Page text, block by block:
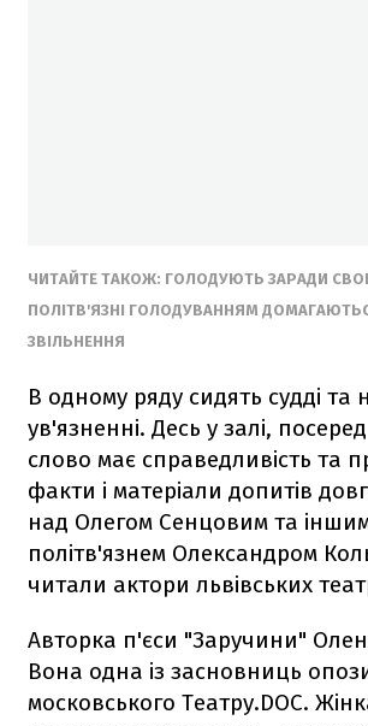
ЧИТАЙТЕ ТАКОЖ: ГОЛОДУЮТЬ ЗАРАДИ
ПОЛІТВ'ЯЗНІ ГОЛОДУВАННЯМ
ЗВІЛЬНЕННЯ
В одному ряду сидять судді та
ув'язненні. Десь у залі,
слово має справедливість та
факти і матеріали допитів
над Олегом Сенцовим та
політв'язнем Олександром
читали актори львівських
Авторка п'єси "Заручини"
Вона одна із засновниць
московського Театру.DOC.